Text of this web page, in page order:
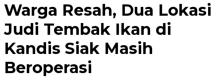
Warga Resah, Dua Lokasi
Judi Tembak Ikan di
Kandis Siak Masih
Beroperasi